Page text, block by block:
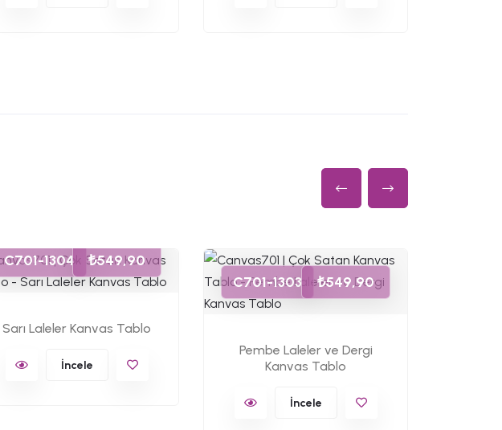
C701-1304 ₺549,90
Sarı Laleler Kanvas Tablo
İncele
C701-1303 ₺549,90
Pembe Laleler ve Dergi
Kanvas Tablo
İncele